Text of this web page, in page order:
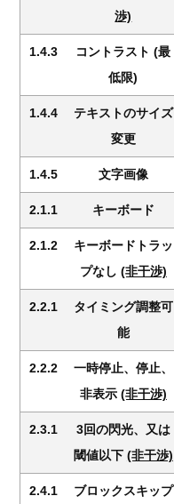
渉)
1.4.3
コントラスト (最
低限)
1.4.4
テキストのサイズ
変更
1.4.5 文字画像
2.1.1 キーボード
2.1.2
キーボードトラッ
プなし (非干渉)
2.2.1
タイミング調整可
能
2.2.2
一時停止、停止、
非表示 (非干渉)
2.3.1
3回の閃光、又は
閾値以下 (非干渉)
2.4.1 ブロックスキップ